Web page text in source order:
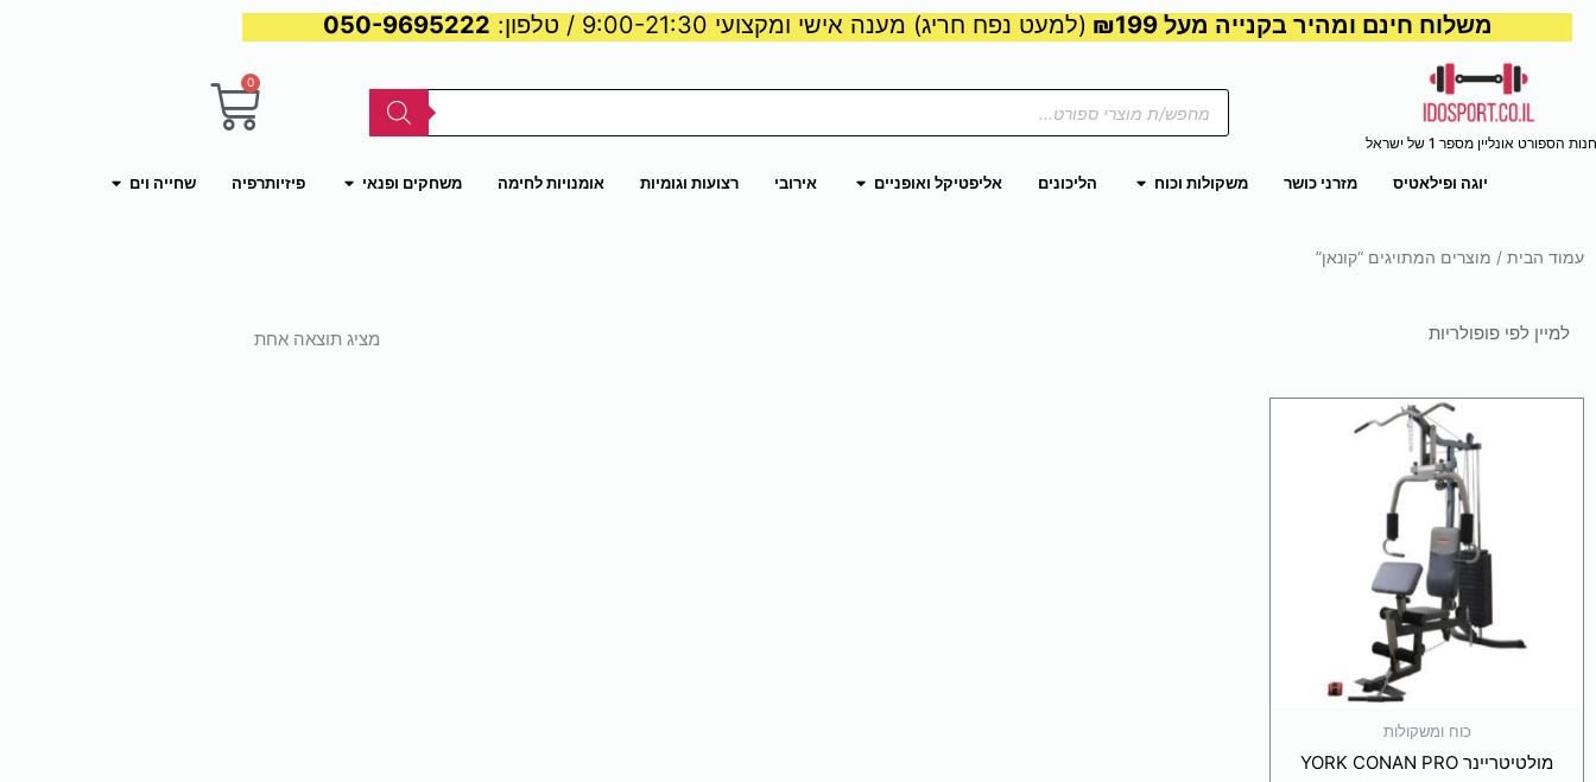
משלוח חינם ומהיר בקנייה מעל ₪199 (למעט נפח חריג) מענה אישי ומקצועי 9:00-21:30 / טלפון: 050-9695222
חנות הספורט אונליין מספר 1 של ישראל
Products
search
0
עגלת
יוגה ופילאטיס מזרני כושר משקולות וכוח פתח משקולות וכוח
הליכונים אליפטיקל ואופניים פתח אליפטיקל ואופניים
אירובי רצועות וגומיות אומנויות לחימה משחקים ופנאי פתח משחקים ופנאי
פיזיותרפיה שחייה וים פתח שחייה וים
עמוד הבית / מוצרים המתויגים “קונאן”
מציג תוצאה אחת
כוח ומשקולות
מולטיטריינר YORK CONAN PRO